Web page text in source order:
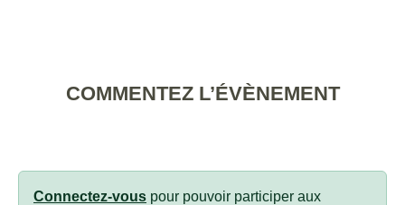
COMMENTEZ L’ÉVÈNEMENT
Connectez-vous pour pouvoir participer aux